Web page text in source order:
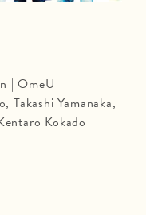
| OmeU
Takashi Yamanaka,
Kokado